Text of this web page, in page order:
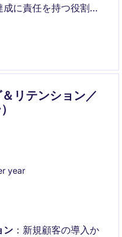
に責任を持つ役割で
ス拡大を推進しま
リテンション／
year
ン ：新規顧客の導入か